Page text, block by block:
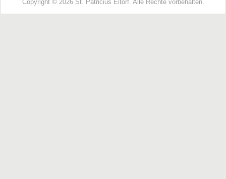
Copyright © 2026 St. Patricius Eitorf. Alle Rechte vorbehalten.